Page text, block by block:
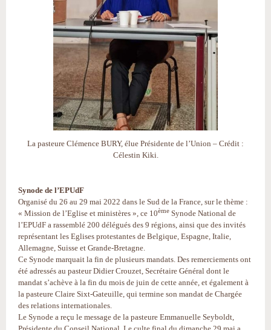
La pasteure Clémence BURY, élue Présidente de l’Union – Crédit :
Célestin Kiki.
Synode de l’EPUdF
Organisé du 26 au 29 mai 2022 dans le Sud de la France, sur le thème :
« Mission de l’Eglise et ministères », ce 10ème Synode National de
l’EPUdF a rassemblé 200 délégués des 9 régions, ainsi que des invités
représentant les Eglises protestantes de Belgique, Espagne, Italie,
Allemagne, Suisse et Grande-Bretagne.
Ce Synode marquait la fin de plusieurs mandats. Des remerciements ont
été adressés au pasteur Didier Crouzet, Secrétaire Général dont le
mandat s’achève à la fin du mois de juin de cette année, et également à
la pasteure Claire Sixt-Gateuille, qui termine son mandat de Chargée
des relations internationales.
Le Synode a reçu le message de la pasteure Emmanuelle Seyboldt,